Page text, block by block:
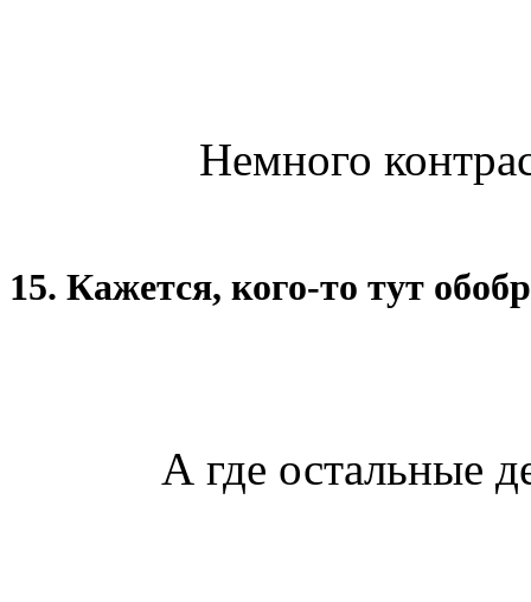
Немного
15. Кажется, кого-то тут
А где остальные